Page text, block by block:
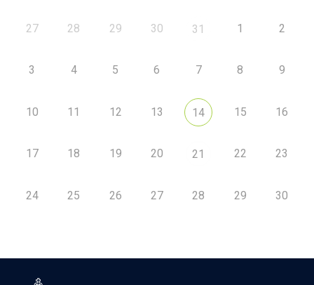
27 28 29 30 31 1 2
3 4 5 6 7 8 9
10 11 12 13 14 15 16
17 18 19 20 21 22 23
24 25 26 27 28 29 30